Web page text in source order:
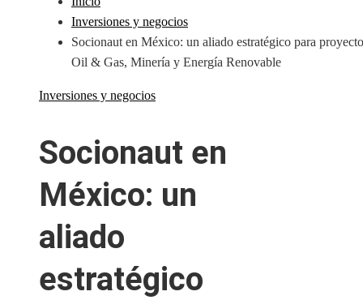
Inversiones y negocios
Socionaut en México: un aliado estratégico para
Oil & Gas, Minería y Energía Renovable
Inversiones y negocios
Socionaut en
México: un
aliado
estratégico